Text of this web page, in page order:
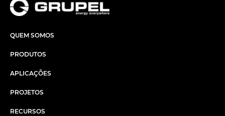
QUEM SOMOS
PRODUTOS
APLICAÇÕES
PROJETOS
RECURSOS